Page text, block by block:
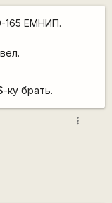
165 ЕМНИП.
-ку брать.
more_vert